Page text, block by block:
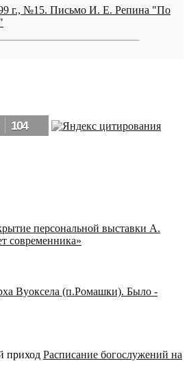
г., №15. Письмо И. Е. Репина "По
104
персональной выставки А.
современника»
Вуоксела (п.Ромашки). Было -
приход Расписание богослужений на